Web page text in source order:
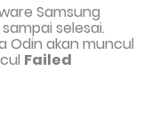
Samsung
selesai.
Odin akan muncul
Failed